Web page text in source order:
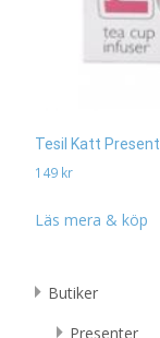
Tesil Katt Present
149 kr
Läs mera & köp
Butiker
Presenter